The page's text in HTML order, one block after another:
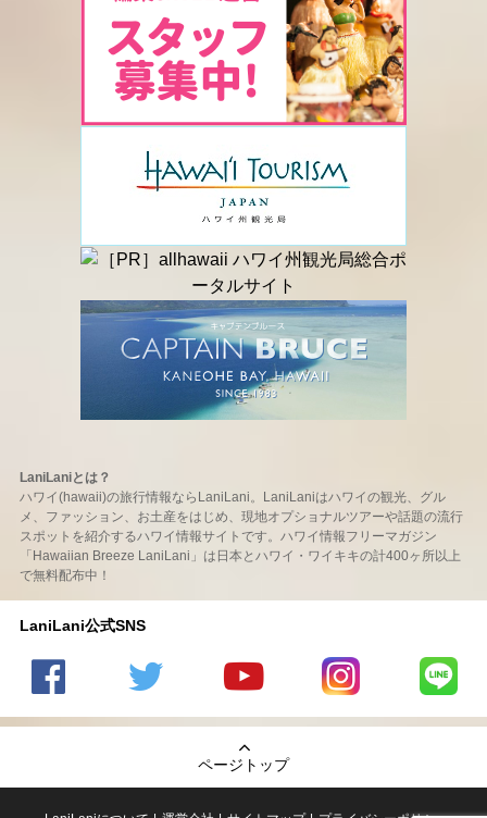
LaniLaniとは？
ハワイ(hawaii)の旅行情報ならLaniLani。LaniLaniはハワイの観光、グル
メ、ファッション、お土産をはじめ、現地オプショナルツアーや話題の流行
スポットを紹介するハワイ情報サイトです。ハワイ情報フリーマガジン
「Hawaiian Breeze LaniLani」は日本とハワイ・ワイキキの計400ヶ所以上
で無料配布中！
LaniLani公式SNS
の
のtwitter
の
Youtube
チャンネ
LaniLani
LaniLani
ページトップ